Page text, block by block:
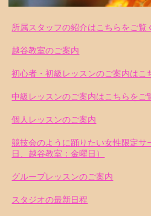
所属スタッフの紹介はこちらをご覧
越谷教室のご案内
初心者・初級レッスンのご案内はこ
中級レッスンのご案内はこちらをご
個人レッスンのご案内
競技会のように踊りたい女性限定サ
日、越谷教室：金曜日）
グループレッスンのご案内
スタジオの最新日程